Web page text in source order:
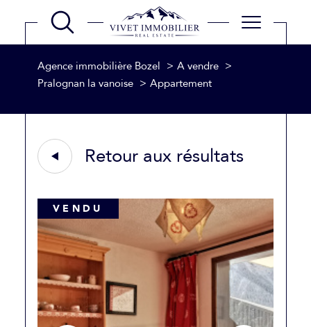
Agence immobilière Bozel
A vendre
Pralognan la vanoise
Appartement
Retour aux résultats
VENDU